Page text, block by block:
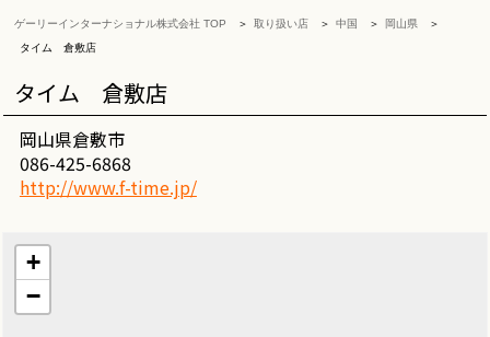
ゲーリーインターナショナル株式会社 TOP 取り扱い店 中国
岡山県
タイム 倉敷店
タイム 倉敷店
岡山県倉敷市
086-425-6868
http://www.f-time.jp/
+
−